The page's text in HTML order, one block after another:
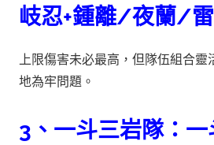
岐忍+鍾離/夜蘭/
上限傷害未必最高，但隊伍組合
地為牢問題。
3、一斗三岩隊：一